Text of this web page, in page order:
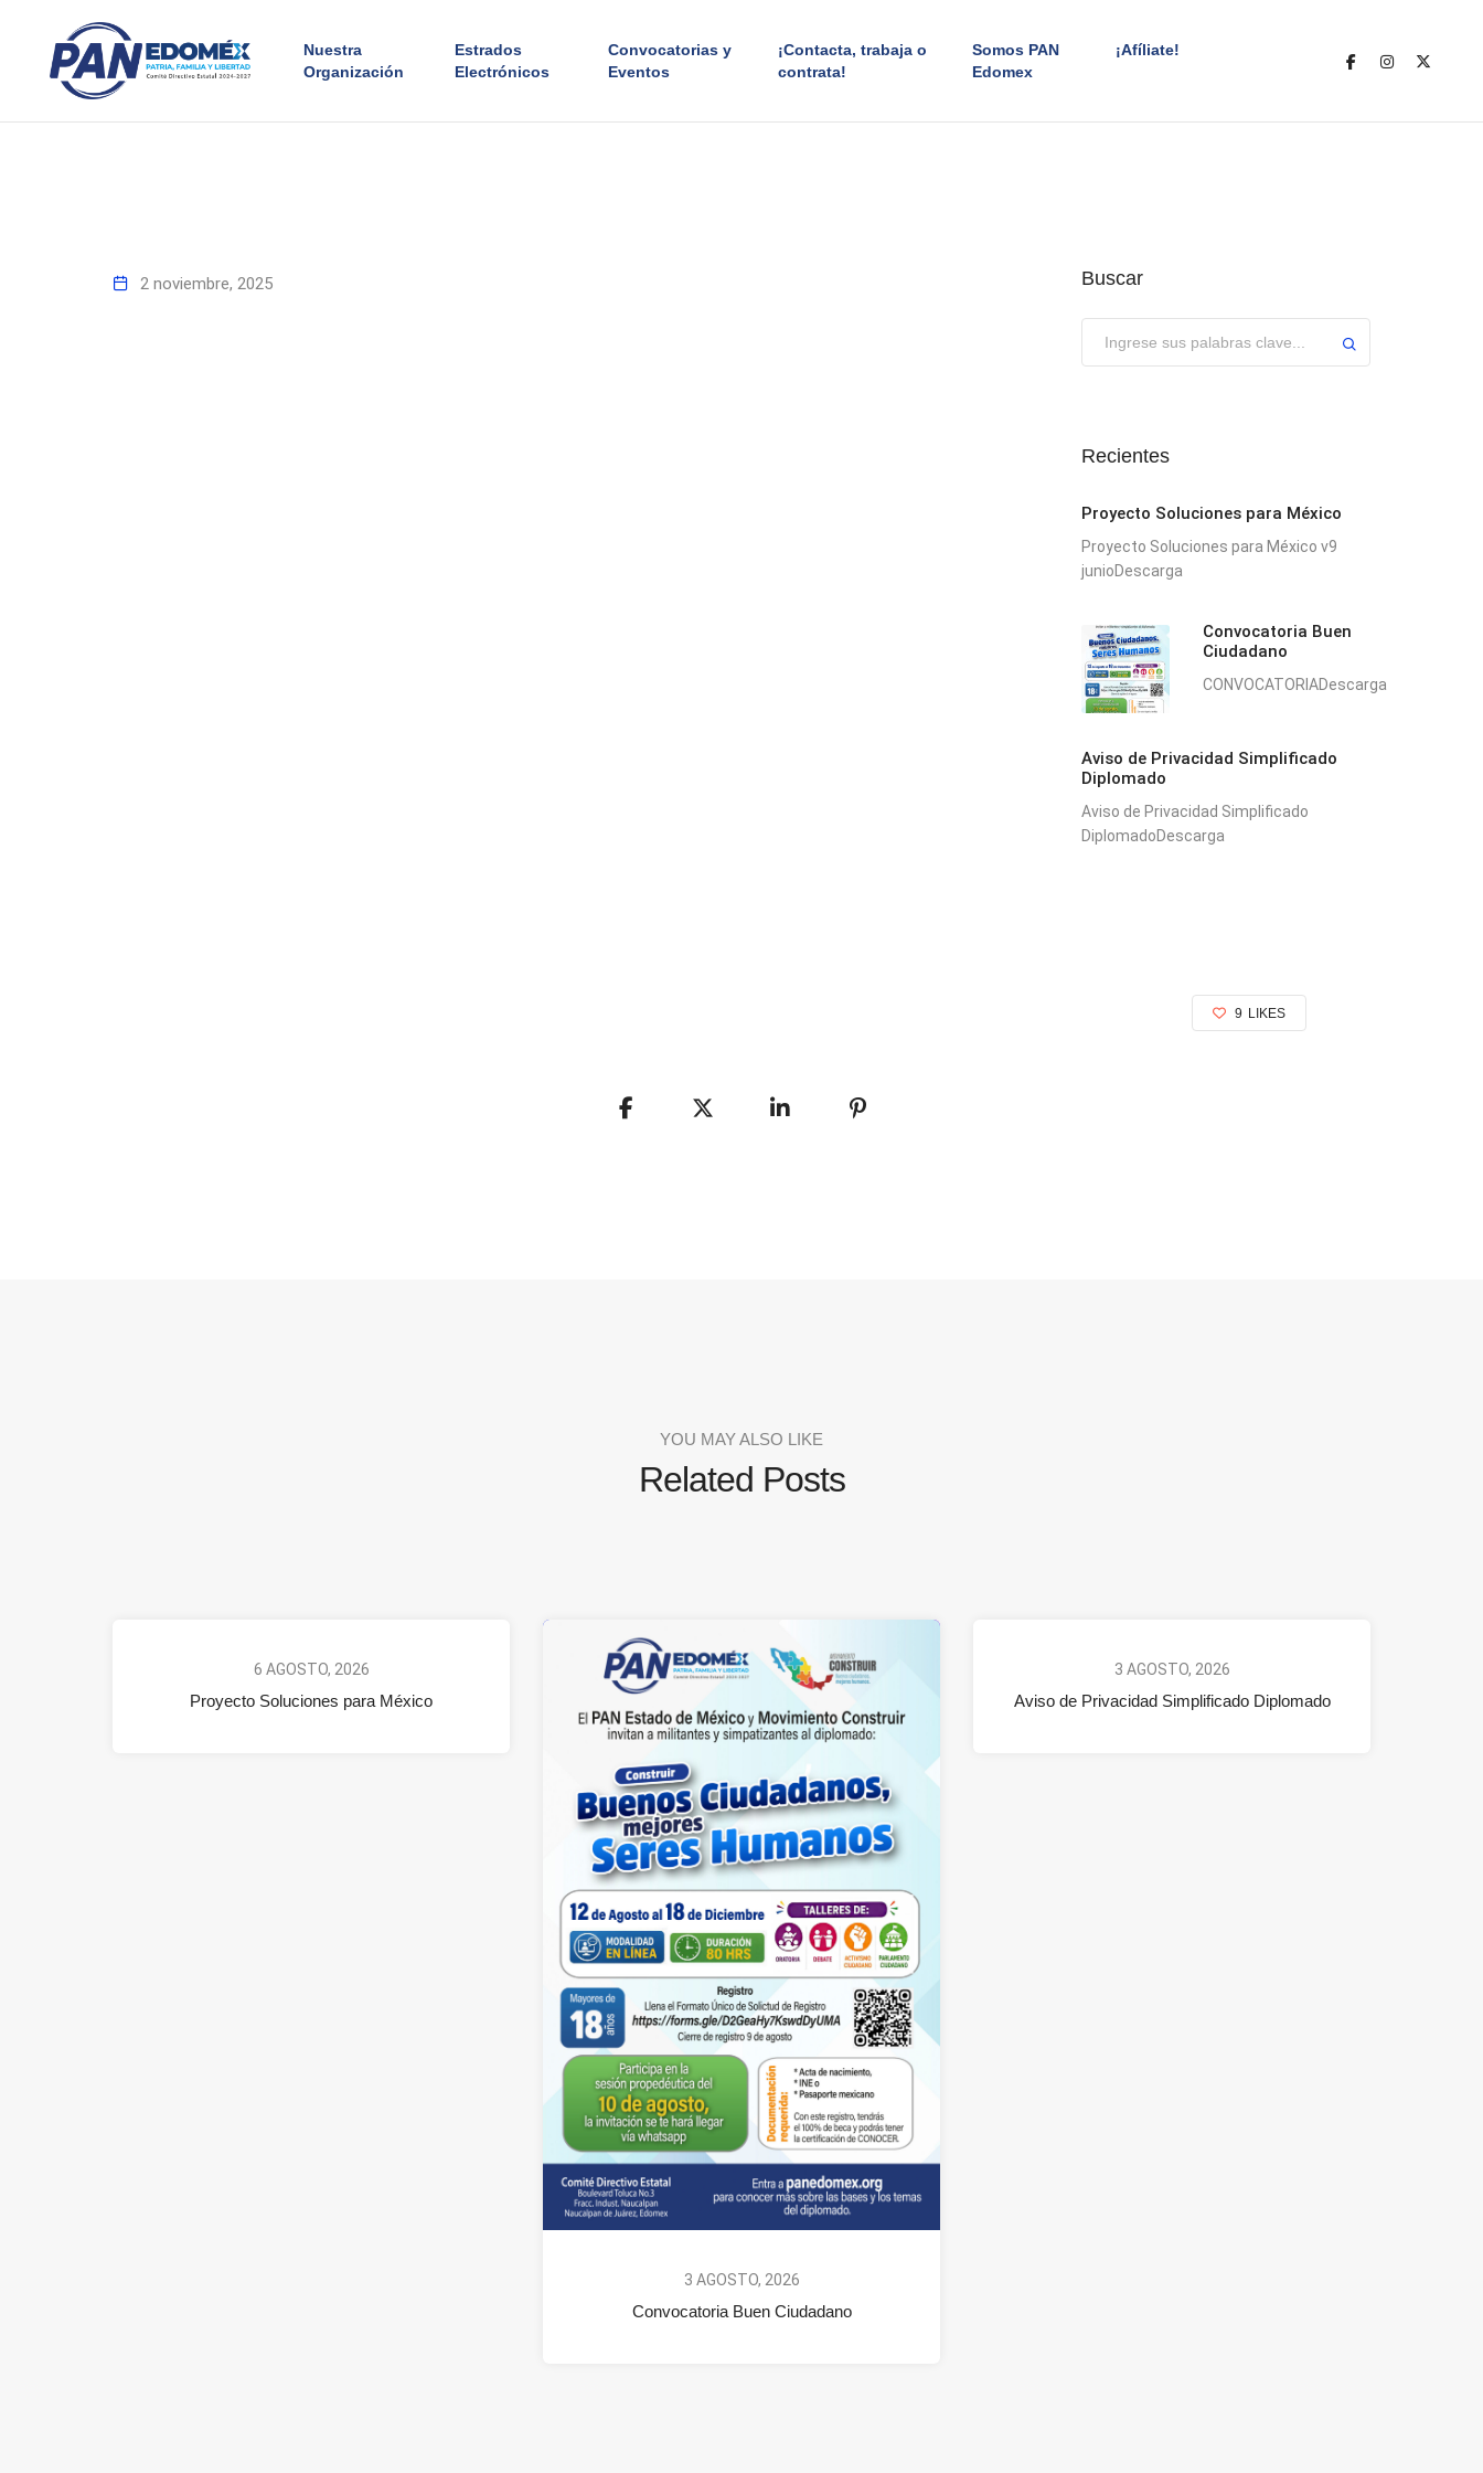
Nuestra
Organización
Estrados
Electrónicos
Convocatorias y
Eventos
¡Contacta, trabaja o
contrata!
Somos PAN
Edomex
¡Afíliate!
2 noviembre, 2025 Buscar
Recientes
Proyecto Soluciones para México
Proyecto Soluciones para México v9
junioDescarga
Convocatoria Buen
Ciudadano
CONVOCATORIADescarga
Aviso de Privacidad Simplificado
Diplomado
Aviso de Privacidad Simplificado
DiplomadoDescarga
9 LIKES
YOU MAY ALSO LIKE
Related Posts
6 AGOSTO, 2026
Proyecto Soluciones para México
3 AGOSTO, 2026
Convocatoria Buen Ciudadano
3 AGOSTO, 2026
Aviso de Privacidad Simplificado Diplomado